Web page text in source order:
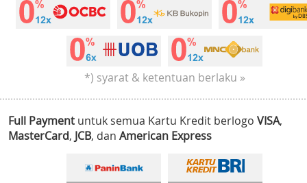
*) syarat & ketentuan berlaku »
Full Payment untuk semua Kartu Kredit berlogo VISA,
MasterCard, JCB, dan American Express